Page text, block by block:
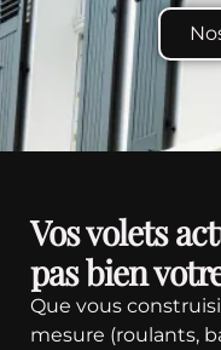
Vos volets
pas bien
Que vous
mesure (roulants,